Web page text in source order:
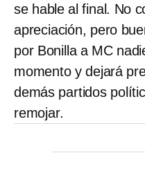
se hable al final. No
apreciación, pero
por Bonilla a MC
momento y dejará
demás partidos
remojar.